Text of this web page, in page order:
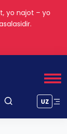
— Alisher
UZ